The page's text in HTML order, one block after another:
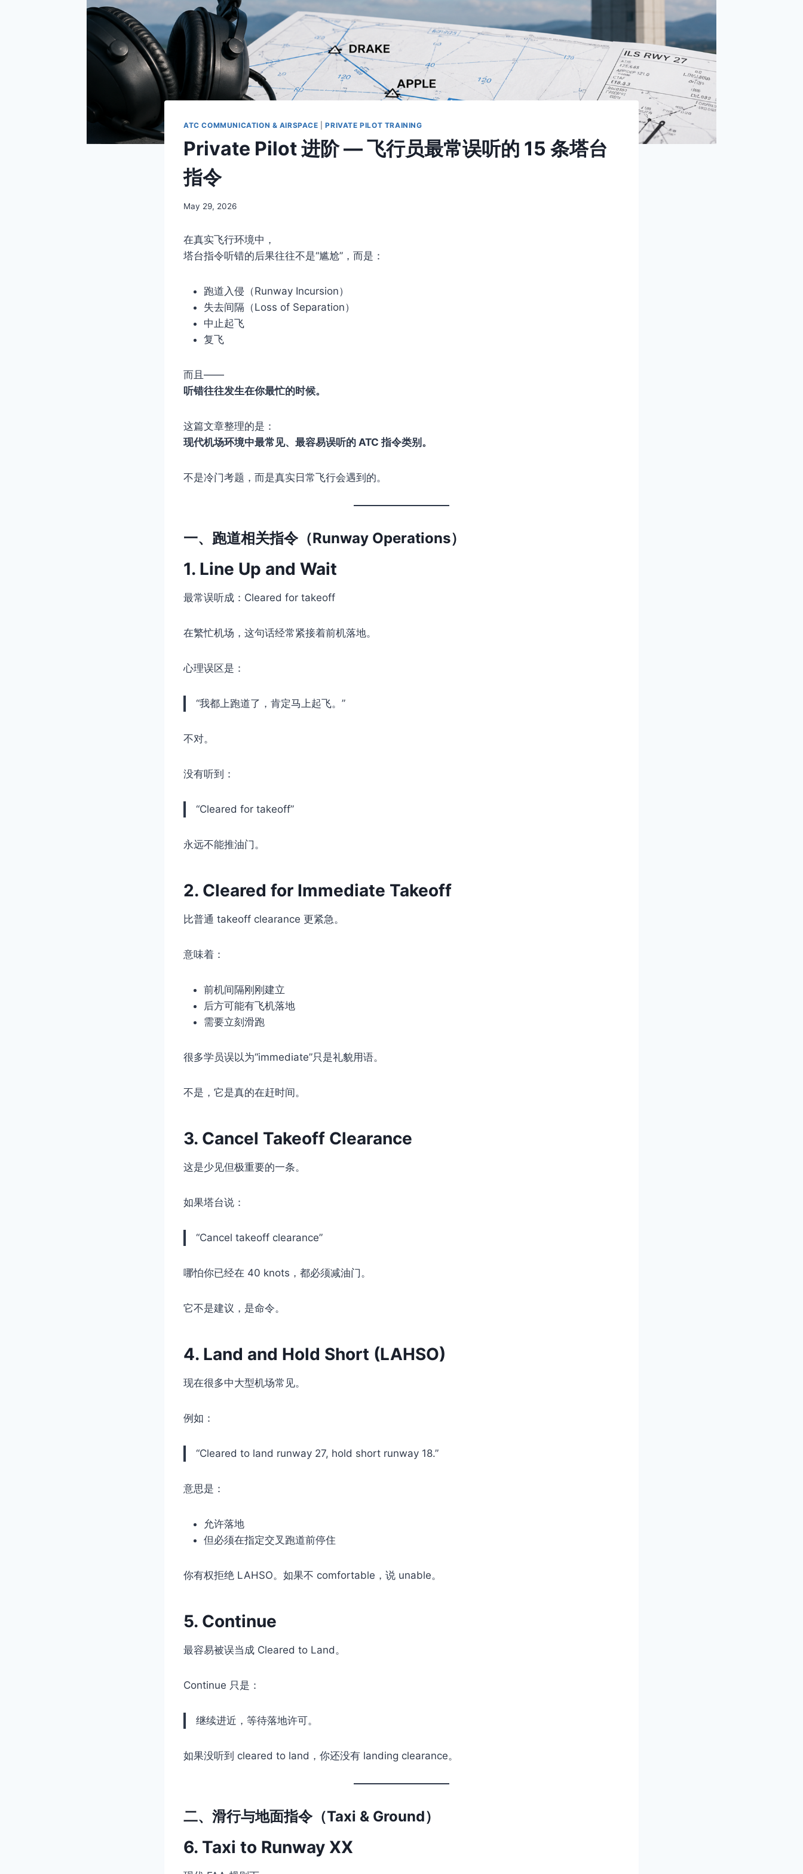
ATC COMMUNICATION & AIRSPACE |PRIVATE PILOT TRAINING
Private Pilot 进阶 — 飞行员最常误听的 15 条塔台
指令
By
May 29, 2026
在真实飞行环境中，
塔台指令听错的后果往往不是“尴尬”，而是：
跑道入侵（Runway Incursion）
失去间隔（Loss of Separation）
中止起飞
复飞
而且——
听错往往发生在你最忙的时候。
这篇文章整理的是：
现代机场环境中最常见、最容易误听的 ATC 指令类别。
不是冷门考题，而是真实日常飞行会遇到的。
一、跑道相关指令（Runway Operations）
1. Line Up and Wait
最常误听成：Cleared for takeoff
在繁忙机场，这句话经常紧接着前机落地。
心理误区是：
“我都上跑道了，肯定马上起飞。”
不对。
没有听到：
“Cleared for takeoff”
永远不能推油门。
2. Cleared for Immediate Takeoff
比普通 takeoff clearance 更紧急。
意味着：
前机间隔刚刚建立
后方可能有飞机落地
需要立刻滑跑
很多学员误以为“immediate”只是礼貌用语。
不是，它是真的在赶时间。
3. Cancel Takeoff Clearance
这是少见但极重要的一条。
如果塔台说：
“Cancel takeoff clearance”
哪怕你已经在 40 knots，都必须减油门。
它不是建议，是命令。
4. Land and Hold Short (LAHSO)
现在很多中大型机场常见。
例如：
“Cleared to land runway 27, hold short runway 18.”
意思是：
允许落地
但必须在指定交叉跑道前停住
你有权拒绝 LAHSO。如果不 comfortable，说 unable。
5. Continue
最容易被误当成 Cleared to Land。
Continue 只是：
继续进近，等待落地许可。
如果没听到 cleared to land，你还没有 landing clearance。
二、滑行与地面指令（Taxi & Ground）
6. Taxi to Runway XX